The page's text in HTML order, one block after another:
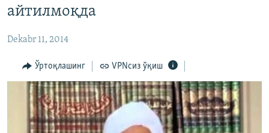
ўтинг
На русском
ИЖТИМОИЙ ТАРМОҚЛАР
Озодлик бошқа тилларда
айтилмоқда
Dekabr 11, 2014
Ўртоқлашинг VPNсиз ўқиш